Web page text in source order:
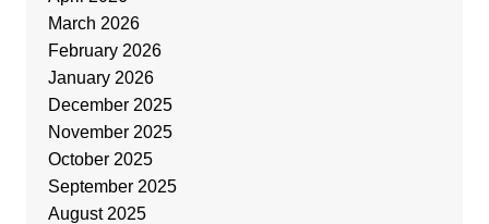
March 2026
February 2026
January 2026
December 2025
November 2025
October 2025
September 2025
August 2025